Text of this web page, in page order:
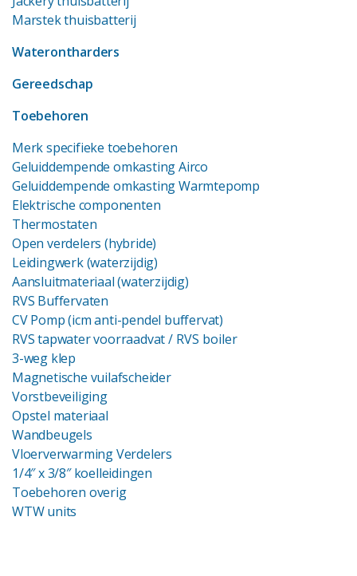
Marstek thuisbatterij
Waterontharders
Gereedschap
Toebehoren
Merk specifieke toebehoren
Geluiddempende omkasting Airco
Geluiddempende omkasting Warmtepomp
Elektrische componenten
Thermostaten
Open verdelers (hybride)
Leidingwerk (waterzijdig)
Aansluitmateriaal (waterzijdig)
RVS Buffervaten
CV Pomp (icm anti-pendel buffervat)
RVS tapwater voorraadvat/ RVS boiler
3-weg klep
Magnetische vuilafscheider
Vorstbeveiliging
Opstel materiaal
Wandbeugels
Vloerverwarming Verdelers
1/4″ x 3/8″ koelleidingen
Toebehoren overig
WTW units